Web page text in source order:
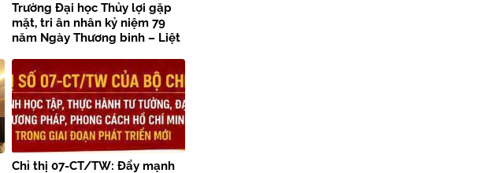
Trường Đại học Thủy lợi gặp
mặt, tri ân nhân kỷ niệm 79
năm Ngày Thương binh – Liệt
Chỉ thị 07-CT/TW: Đẩy mạnh